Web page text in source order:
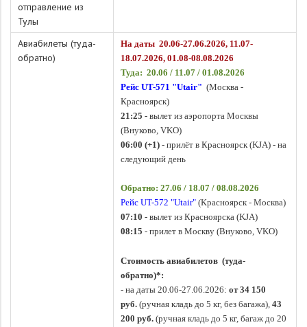
отправление из
Тулы
Авиабилеты (туда-
обратно)
На даты 20.06-27.06.2026, 11.07-
18.07.2026, 01.08-08.08.2026
Туда: 20.06 / 11.07 / 01.08.2026
Рейс UT-571 "Utair" (Москва -
Красноярск)
21:25 - вылет из аэропорта Москвы
(Внуково, VKO)
06:00 (+1) - прилёт в Красноярск (KJA) - на
следующий день
Обратно: 27.06 / 18.07 / 08.08.2026
Рейс UT-572 "Utair" (Красноярск - Москва)
07:10 - вылет из Красноярска (KJA)
08:15 - прилет в Москву (Внуково, VKO)
Стоимость авиабилетов (туда-
обратно)*:
- на даты 20.06-27.06.2026: от 34 150
руб. (ручная кладь до 5 кг, без багажа), 43
200 руб. (ручная кладь до 5 кг, багаж до 20